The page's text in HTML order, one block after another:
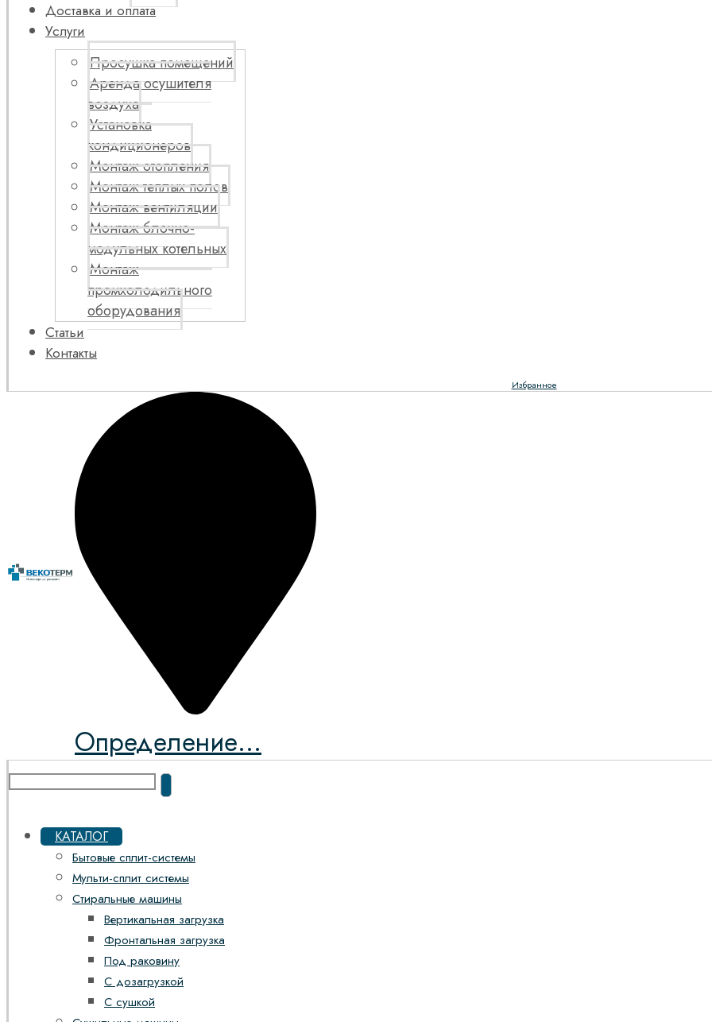
Доставка и оплата
Услуги
Просушка помещений
Аренда осушителя
воздуха
Установка
кондиционеров
Монтаж отопления
Монтаж теплых полов
Монтаж вентиляции
Монтаж блочно-
модульных котельных
Монтаж
промхолодильного
оборудования
Статьи
Контакты
Избранное
Определение...
КАТАЛОГ
Бытовые сплит-системы
Мульти-сплит системы
Стиральные машины
Вертикальная загрузка
Фронтальная загрузка
Под раковину
С дозагрузкой
С сушкой